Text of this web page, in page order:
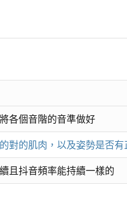
各個音階的音準做好
對的肌肉，以及姿勢是否有
且抖音頻率能持續一樣的